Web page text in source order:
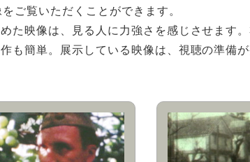
ご覧いただくことができます。
た映像は、見る人に力強さを感じさせます
も簡単。展示している映像は、視聴の準備